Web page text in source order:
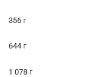
356 г
644 г
1 078 г